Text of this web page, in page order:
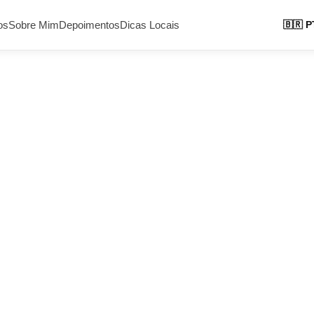
Sobre MimDepoimentosDicas Locais 🇧🇷